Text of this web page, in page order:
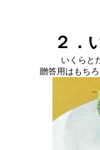
２．
いくらと
贈答用はもち